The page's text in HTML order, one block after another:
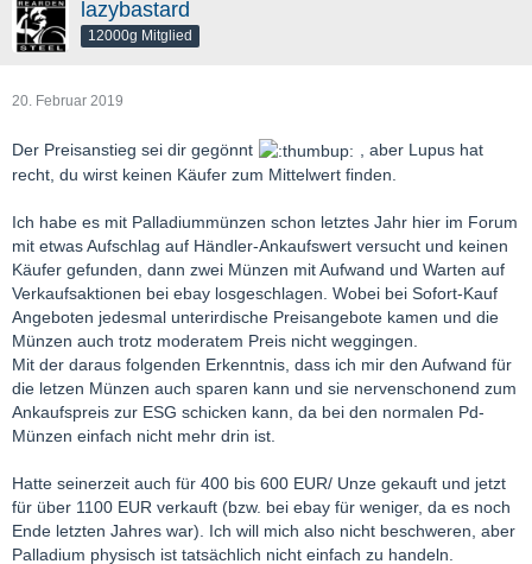
lazybastard
12000g Mitglied
20. Februar 2019
Der Preisanstieg sei dir gegönnt
, aber Lupus hat
recht, du wirst keinen Käufer zum Mittelwert finden.
Ich habe es mit Palladiummünzen schon letztes Jahr hier im Forum
mit etwas Aufschlag auf Händler-Ankaufswert versucht und keinen
Käufer gefunden, dann zwei Münzen mit Aufwand und Warten auf
Verkaufsaktionen bei ebay losgeschlagen. Wobei bei Sofort-Kauf
Angeboten jedesmal unterirdische Preisangebote kamen und die
Münzen auch trotz moderatem Preis nicht weggingen.
Mit der daraus folgenden Erkenntnis, dass ich mir den Aufwand für
die letzen Münzen auch sparen kann und sie nervenschonend zum
Ankaufspreis zur ESG schicken kann, da bei den normalen Pd-
Münzen einfach nicht mehr drin ist.
Hatte seinerzeit auch für 400 bis 600 EUR/ Unze gekauft und jetzt
für über 1100 EUR verkauft (bzw. bei ebay für weniger, da es noch
Ende letzten Jahres war). Ich will mich also nicht beschweren, aber
Palladium physisch ist tatsächlich nicht einfach zu handeln.